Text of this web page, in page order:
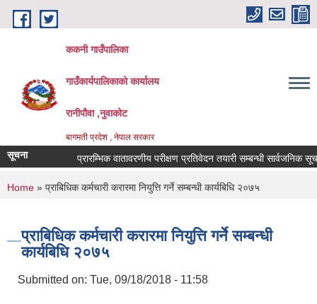
Skip to main content
ककनी गाउँपालिका
गाउँकार्यपालिकाको कार्यालय
रानीपौवा ,नुवाकोट
बागमती प्रदेश , नेपाल सरकार
सूचना प्रारम्भिक वातावरणीय परीक्षण प्रतिवेदन तयारी सम्बन्धी सार्वजनिक सूचना !
You are here
Home » प्राबिधिक कर्मचारी करारमा नियुत्ति गर्ने सम्बन्धी कार्यबिधि २०७५
प्राबिधिक कर्मचारी करारमा नियुत्ति गर्ने सम्बन्धी
कार्यबिधि २०७५
Submitted on: Tue, 09/18/2018 - 11:58